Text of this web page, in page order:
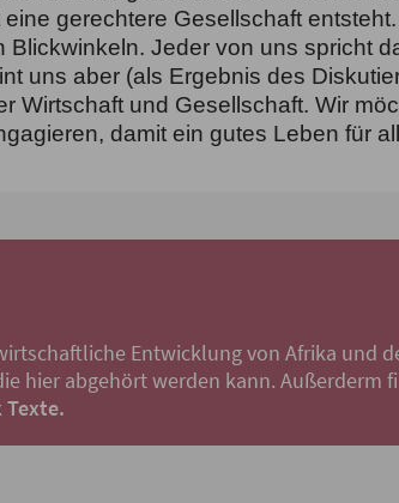
gerechtere Gesellschaft entsteht
Jeder von uns spricht
uns aber (als Ergebnis des
Wirtschaft und Gesellschaft. Wir
damit ein gutes Leben für
Entwicklung von Afrika und
hier abgehört werden kann. Außerderm
Texte.